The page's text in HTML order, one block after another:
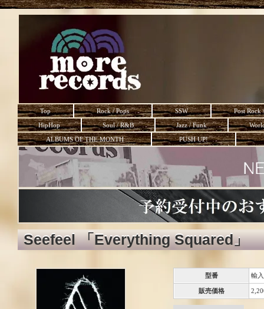
Top Rock / Pops SSW
Post Rock
HipHop
Soul / R&B Jazz / Funk
ALBUMS OF THE MONTH
PUSH UP!
Seefeel 「Everything Squared」
型番 輸
販売価格